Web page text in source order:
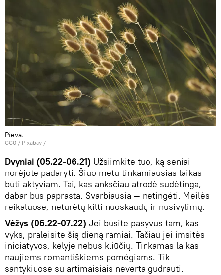
Pieva.
CC0 / Рixabay /
Dvyniai (05.22-06.21) Užsiimkite tuo, ką seniai
norėjote padaryti. Šiuo metu tinkamiausias laikas
būti aktyviam. Tai, kas anksčiau atrodė sudėtinga,
dabar bus paprasta. Svarbiausia — netingėti. Meilės
reikaluose, neturėtų kilti nuoskaudų ir nusivylimų.
Vėžys (06.22-07.22) Jei būsite pasyvus tam, kas
vyks, praleisite šią dieną ramiai. Tačiau jei imsitės
iniciatyvos, kelyje nebus kliūčių. Tinkamas laikas
naujiems romantiškiems pomėgiams. Tik
santykiuose su artimaisiais neverta gudrauti.